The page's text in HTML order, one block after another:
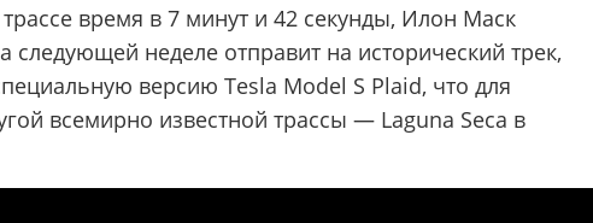
время в 7 минут и 42 секунды, Илон Маск
следующей неделе отправит на исторический трек,
версию Tesla Model S Plaid, что для
всемирно известной трассы — Laguna Seca в